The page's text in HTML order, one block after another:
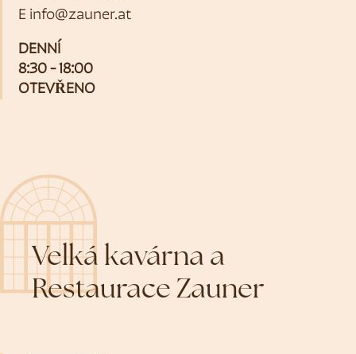
E info@zauner.at
DENNÍ
8:30 - 18:00
OTEVŘENO
Velká kavárna a
Restaurace Zauner